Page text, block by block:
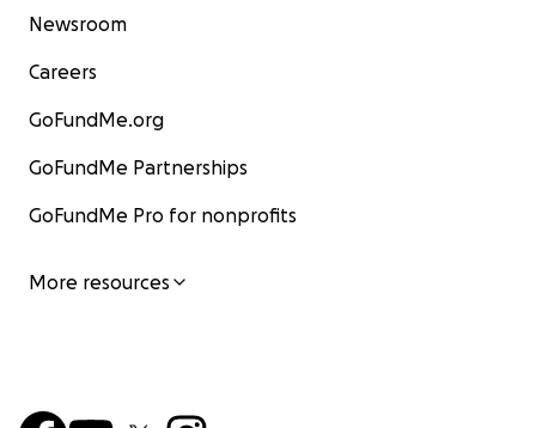
Newsroom
Careers
GoFundMe.org
GoFundMe Partnerships
GoFundMe Pro for nonprofits
More resources